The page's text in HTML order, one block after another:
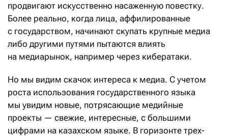
продвигают искусственно насаженную повестку.
Более реально, когда лица, аффилированные
с государством, начинают скупать крупные медиа
либо другими путями пытаются влиять
на медиарынок, например через кибератаки.
Но мы видим скачок интереса к медиа. С учетом
роста использования государственного языка
мы увидим новые, потрясающие медийные
проекты — свежие, интересные, с большими
цифрами на казахском языке. В горизонте трех-